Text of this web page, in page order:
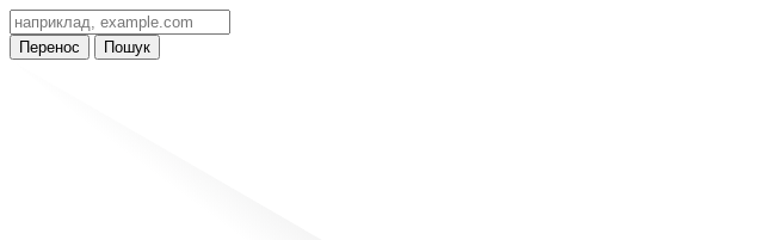
Перенос Пошук